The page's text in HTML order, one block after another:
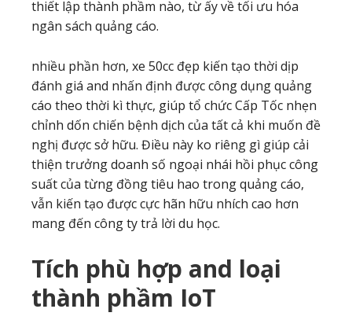
thiết lập thành phầm nào, từ ấy về tối ưu hóa
ngân sách quảng cáo.
nhiều phần hơn, xe 50cc đẹp kiến tạo thời dịp
đánh giá and nhấn định được công dụng quảng
cáo theo thời kì thực, giúp tổ chức Cấp Tốc nhẹn
chỉnh dốn chiến bệnh dịch của tất cả khi muốn đề
nghị được sở hữu. Điều này ko riêng gì giúp cải
thiện trưởng doanh số ngoại nhái hồi phục công
suất của từng đồng tiêu hao trong quảng cáo,
vẫn kiến tạo được cực hãn hữu nhích cao hơn
mang đến công ty trả lời du học.
Tích phù hợp and loại
thành phầm IoT